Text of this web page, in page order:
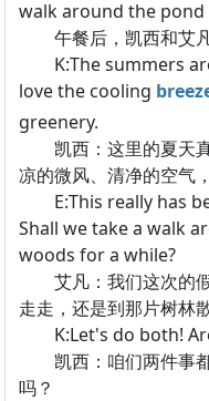
walk around the
午餐后，凯西和艾凡
K:The summers
love the cooling
greenery.
凯西：这里的夏天真
凉的微风、清净的空气
E:This really has
Shall we take a walk
woods for a while?
艾凡：我们这次的假
走走，还是到那片树林
K:Let's do both!
凯西：咱们两件事都
吗？